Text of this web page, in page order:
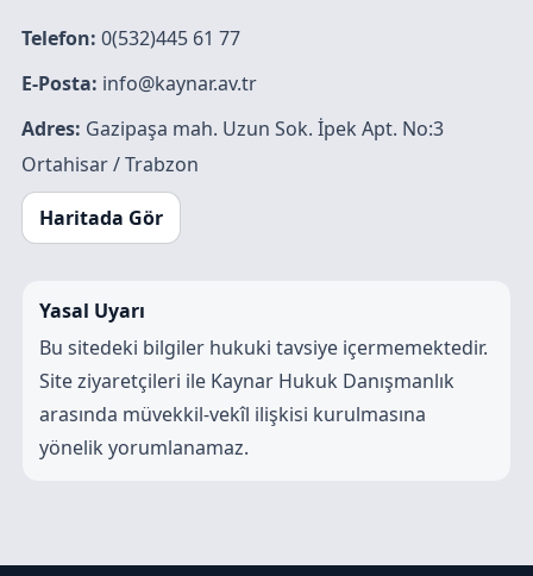
Telefon: 0(532)445 61 77
E-Posta: info@kaynar.av.tr
Adres: Gazipaşa mah. Uzun Sok. İpek Apt. No:3
Ortahisar / Trabzon
Haritada Gör
Yasal Uyarı
Bu sitedeki bilgiler hukuki tavsiye içermemektedir.
Site ziyaretçileri ile Kaynar Hukuk Danışmanlık
arasında müvekkil-vekîl ilişkisi kurulmasına
yönelik yorumlanamaz.